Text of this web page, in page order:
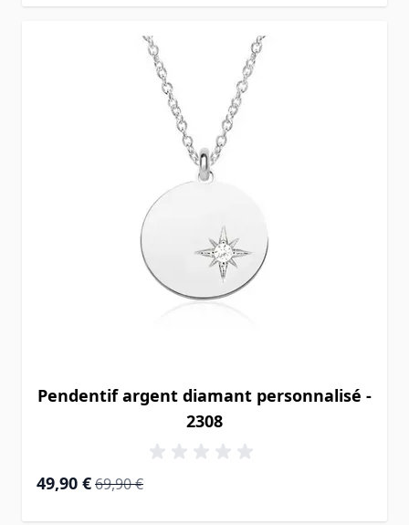
Pendentif argent diamant personnalisé -
2308
Prix Spécial
49,90 € Prix normal
69,90 €